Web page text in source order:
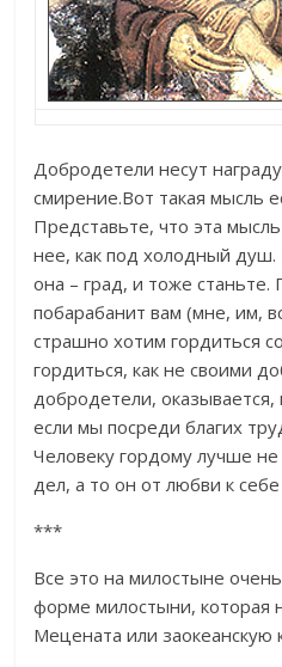
Добродетели несут
смирение.Вот такая мысль
Представьте, что эта
нее, как под холодный душ.
она – град, и тоже станьте.
побарабанит вам (мне, им,
страшно хотим гордиться
гордиться, как не своими
добродетели,
если мы посреди благих
Человеку гордому лучше
дел, а то он от любви к
***
Все это на милостыне
форме милостыни, которая
Мецената или заокеанскую